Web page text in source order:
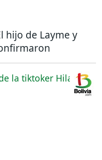
hijo de Layme y